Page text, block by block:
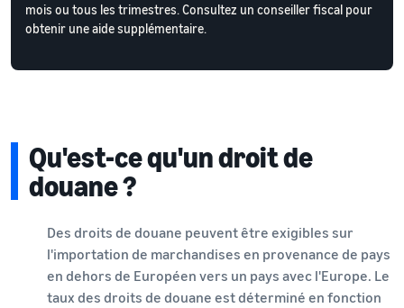
mois ou tous les trimestres. Consultez un conseiller fiscal pour
obtenir une aide supplémentaire.
Qu'est-ce qu'un droit de
douane ?
Des droits de douane peuvent être exigibles sur
l'importation de marchandises en provenance de pays
en dehors de Européen vers un pays avec l'Europe. Le
taux des droits de douane est déterminé en fonction